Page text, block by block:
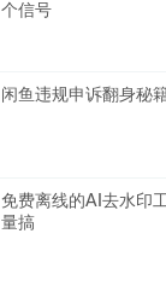
个信号
闲鱼违规申诉翻身秘
免费离线的AI去水印
量搞